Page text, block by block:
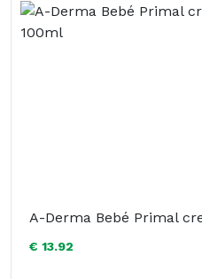
€ 13.92